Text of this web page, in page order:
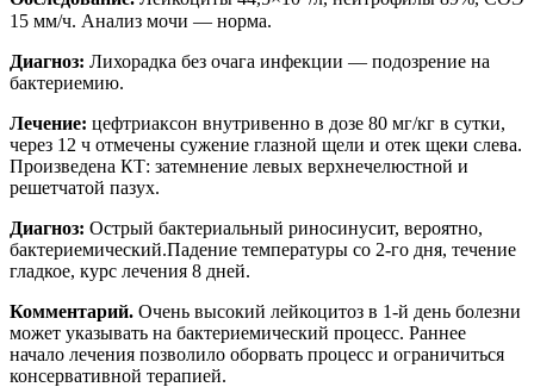
15 мм/ч. Анализ мочи — норма.
Диагноз: Лихорадка без очага инфекции — подозрение на
бактериемию.
Лечение: цефтриаксон внутривенно в дозе 80 мг/кг в сутки,
через 12 ч отмечены сужение глазной щели и отек щеки слева.
Произведена КТ: затемнение левых верхнечелюстной и
решетчатой пазух.
Диагноз: Острый бактериальный риносинусит, вероятно,
бактериемический.Падение температуры со 2-го дня, течение
гладкое, курс лечения 8 дней.
Комментарий. Очень высокий лейкоцитоз в 1-й день болезни
может указывать на бактериемический процесс. Раннее
начало лечения позволило оборвать процесс и ограничиться
консервативной терапией.